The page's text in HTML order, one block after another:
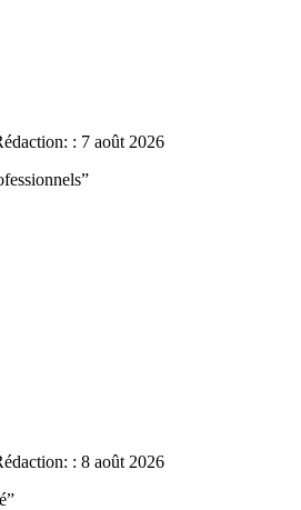
: 7 août 2026
”
: 8 août 2026
”